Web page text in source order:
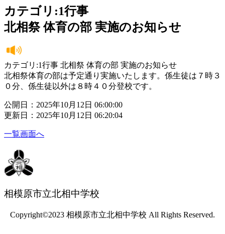
カテゴリ:1行事
北相祭 体育の部 実施のお知らせ
カテゴリ:1行事 北相祭 体育の部 実施のお知らせ
北相祭体育の部は予定通り実施いたします。係生徒は７時３
０分、係生徒以外は８時４０分登校です。
公開日：2025年10月12日 06:00:00
更新日：2025年10月12日 06:20:04
一覧画面へ
相模原市立北相中学校
Copyright©2023 相模原市立北相中学校 All Rights Reserved.